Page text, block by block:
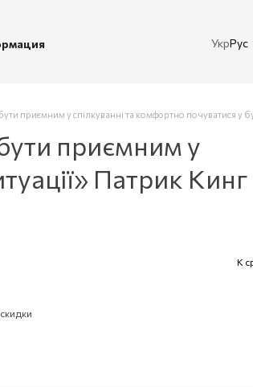
УкрРус
приємним у спілкуванні та комфортно почуватися у
приємним у
Патрик Кинг
К